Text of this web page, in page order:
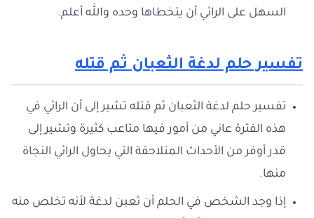
السهل على الرائي أن يتخطاها وحده والله أعلم.
تفسير حلم لدغة الثعبان ثم قتله
تفسير حلم لدغة الثعبان ثم قتله تشير إلى أن الرائي في
هذه الفترة عاني من أمور فيها متاعب كثيرة وتشير إلى
قدر أوفر من الأحداث المتلاحقة التي يحاول الرائي النجاة
منها.
إذا وجد الشخص في الحلم أن ثعبن لدغة لأنه تخلص منه